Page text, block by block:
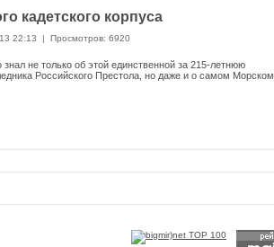
кадетского корпуса
22:13 | Просмотров: 6920
не только об этой единственной за 215-летнюю
Российского Престола, но даже и о самом Морском